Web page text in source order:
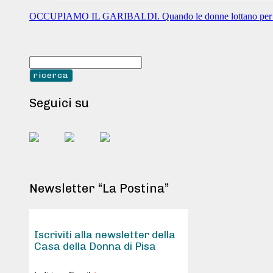
OCCUPIAMO IL GARIBALDI. Quando le donne lottano
Seguici su
Newsletter “La Postina”
Iscriviti alla newsletter della
Casa della Donna di Pisa